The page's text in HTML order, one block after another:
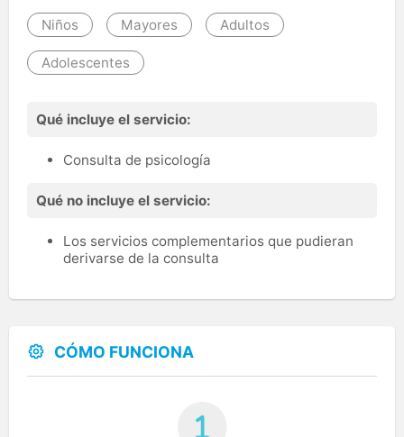
Niños Mayores Adultos
Adolescentes
Qué incluye el servicio:
Consulta de psicología
Qué no incluye el servicio:
Los servicios complementarios que pudieran
derivarse de la consulta
CÓMO FUNCIONA